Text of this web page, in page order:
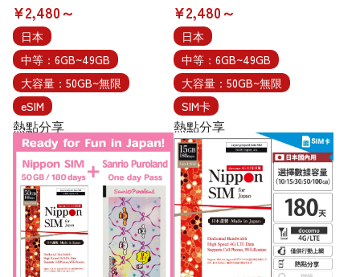
¥2,480～
日本
中等：6GB~49GB
大容量：50GB~無限
eSIM
熱點分享
¥2,480～
日本
中等：6GB~49GB
大容量：50GB~無限
SIM卡
熱點分享